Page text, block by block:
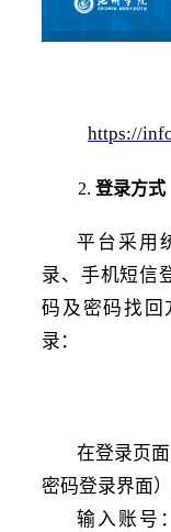
https://
2. 登录方式
平台采用
录、手机短信
码及密码找回
录：
在登录页
密码登录界面）
输入账号